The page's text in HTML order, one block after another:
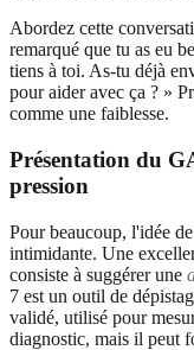
Abordez cette
remarqué que tu as eu
tiens à toi. As-tu déjà
pour aider avec ça ? »
comme une faiblesse.
Présentation du
pression
Pour beaucoup, l'idée
intimidante. Une
consiste à suggérer une
7 est un outil de
validé, utilisé pour
diagnostic, mais il peut